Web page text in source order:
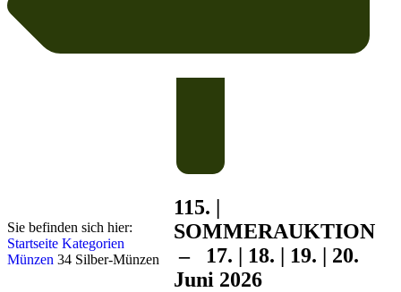
Sie befinden sich hier:
Startseite Kategorien
Münzen 34 Silber-Münzen
115. |
SOMMERAUKTION
– 17. | 18. | 19. | 20.
Juni 2026